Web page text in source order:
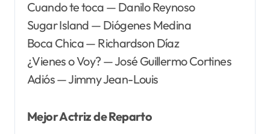
Cuando te toca — Danilo Reynoso
Sugar Island — Diógenes Medina
Boca Chica — Richardson Díaz
¿Vienes o Voy? — José Guillermo Cortines
Adiós — Jimmy Jean-Louis
Mejor Actriz de Reparto